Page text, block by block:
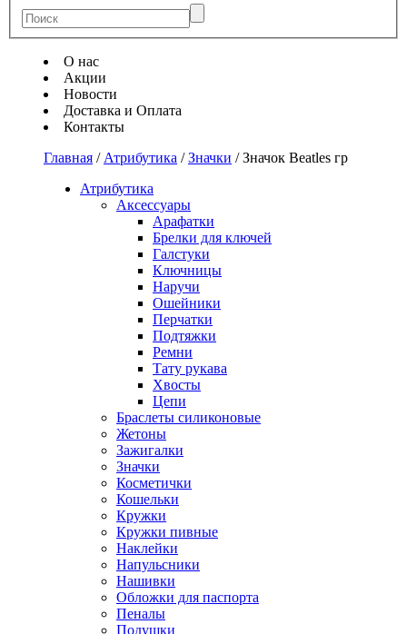
О нас
Акции
Новости
Доставка и Оплата
Контакты
Главная / Атрибутика /Значки /Значок Beatles гр
Атрибутика
Аксессуары
Арафатки
Брелки для ключей
Галстуки
Ключницы
Наручи
Ошейники
Перчатки
Подтяжки
Ремни
Тату рукава
Хвосты
Цепи
Браслеты силиконовые
Жетоны
Зажигалки
Значки
Косметички
Кошельки
Кружки
Кружки пивные
Наклейки
Напульсники
Нашивки
Обложки для паспорта
Пеналы
Подушки